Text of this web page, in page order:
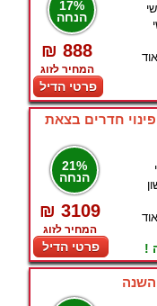
17%
הנחה
₪ 888
המחיר לזוג
פרטי הדיל
השנה פינוי חדרים בצאת
21%
הנחה
₪ 3109
המחיר לזוג
פרטי הדיל !